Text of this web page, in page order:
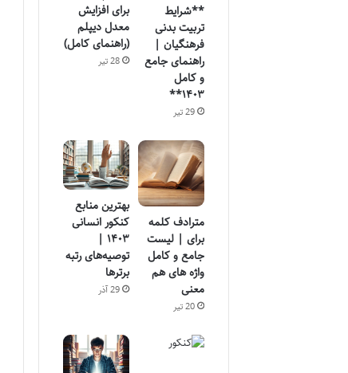
**شرایط
تربیت بدنی
فرهنگیان |
راهنمای جامع
و کامل
۱۴۰۳**
29 تیر
برای افزایش
معدل دیپلم
(راهنمای کامل)
28 تیر
مترادف کلمه
برای | لیست
جامع و کامل
واژه های هم
معنی
20 تیر
بهترین منابع
کنکور انسانی
۱۴۰۳ |
توصیه‌های رتبه
برترها
29 آذر